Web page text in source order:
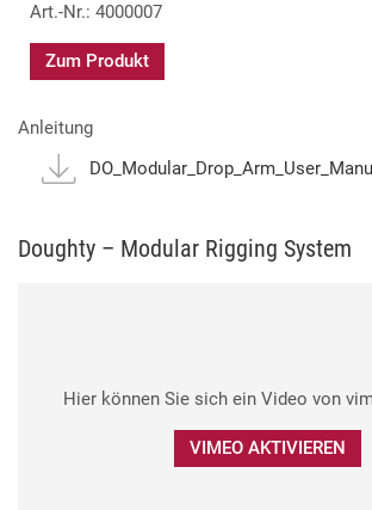
Art.-Nr.: 4000007
Zum Produkt
Anleitung
Doughty – Modular Rigging System
Hier können Sie sich ein Video von
VIMEO AKTIVIEREN